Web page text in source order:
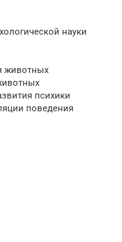
науки
животных
психики
поведения